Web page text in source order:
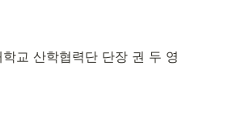
교 산학협력단 단장 권 두 영